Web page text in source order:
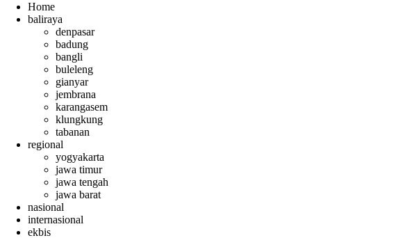
Home
baliraya
denpasar
badung
bangli
buleleng
gianyar
jembrana
karangasem
klungkung
tabanan
regional
yogyakarta
jawa timur
jawa tengah
jawa barat
nasional
internasional
ekbis